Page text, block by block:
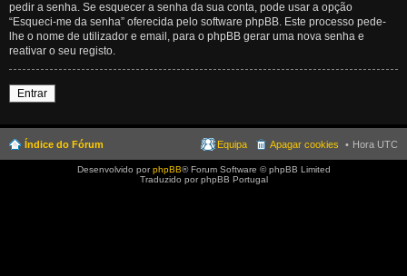
pedir a senha. Se esquecer a senha da sua conta, pode usar a opção
“Esqueci-me da senha” oferecida pelo software phpBB. Este processo pede-
lhe o nome de utilizador e email, para o phpBB gerar uma nova senha e
reativar o seu registo.
Entrar
Índice do Fórum Hora UTC
Apagar cookies
Equipa
Desenvolvido porphpBB® Forum Software © phpBB Limited
Traduzido por phpBB Portugal